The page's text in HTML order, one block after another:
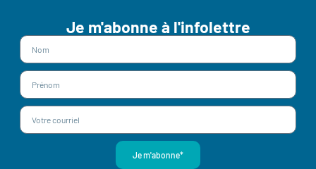
Je m'abonne à l'infolettre
Je m'abonne*